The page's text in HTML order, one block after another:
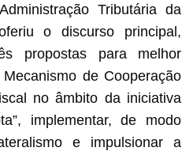
Tributária da
o discurso principal,
propostas para melhor
de Cooperação
no âmbito da iniciativa
implementar, de modo
e impulsionar a